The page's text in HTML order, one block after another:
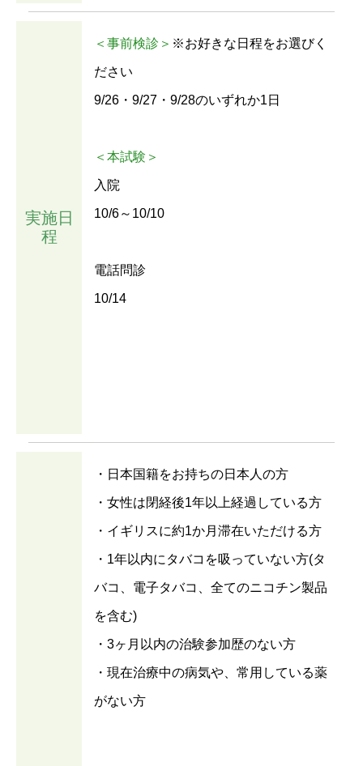
実施日
程
＜事前検診＞ ※お好きな日程をお選びく
ださい
9/26・9/27・9/28のいずれか1日
＜本試験＞
入院
10/6～10/10
電話問診
10/14
・日本国籍をお持ちの日本人の方
・女性は閉経後1年以上経過している方
・イギリスに約1か月滞在いただける方
・1年以内にタバコを吸っていない方(タ
バコ、電子タバコ、全てのニコチン製品
を含む)
・3ヶ月以内の治験参加歴のない方
・現在治療中の病気や、常用している薬
がない方